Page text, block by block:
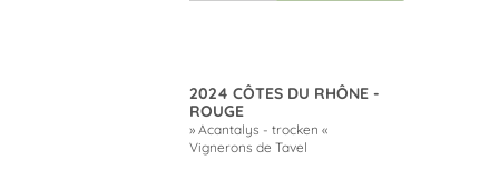
2024 CÔTES DU RHÔNE -
ROUGE
» Acantalys - trocken «
Vignerons de Tavel